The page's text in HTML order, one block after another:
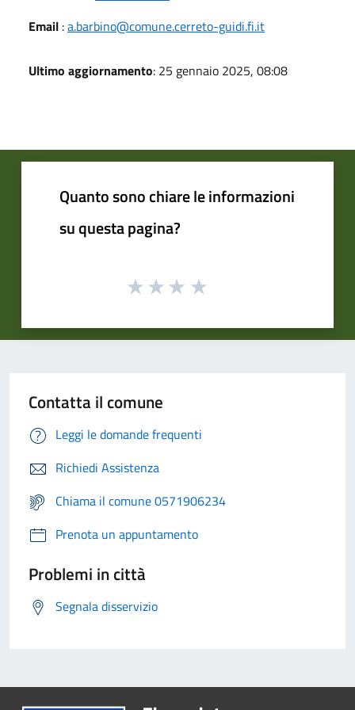
Email :a.barbino@comune.cerreto-guidi.fi.it
Ultimo aggiornamento: 25 gennaio 2025, 08:08
Quanto sono chiare le informazioni
su questa pagina?
Contatta il comune
Leggi le domande frequenti
Richiedi Assistenza
Chiama il comune 0571906234
Prenota un appuntamento
Problemi in città
Segnala disservizio